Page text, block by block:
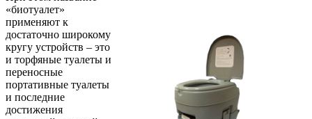
«биотуалет»
применяют к
достаточно широкому
кругу устройств – это
и торфяные туалеты и
переносные
портативные туалеты
и последние
достижения